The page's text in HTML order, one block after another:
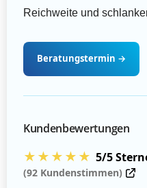
Reichweite und
Beratungstermin →
Kundenbewertungen
★★★★★ 5/5
(92 Kundenstimmen)